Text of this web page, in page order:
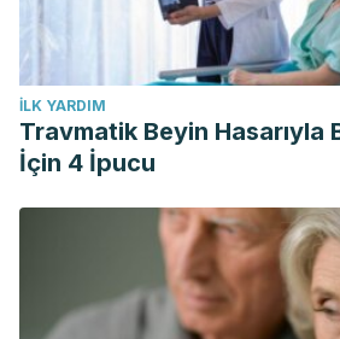
İLK YARDIM
Travmatik Beyin Hasarıyla
İçin 4 İpucu